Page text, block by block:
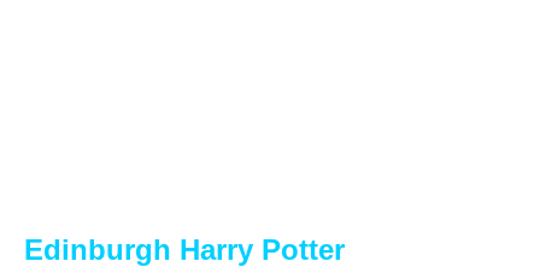
Edinburgh Harry Potter